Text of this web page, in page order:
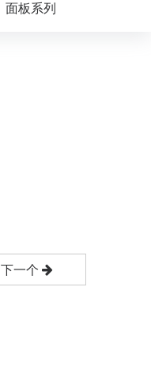
面板系列
下一个